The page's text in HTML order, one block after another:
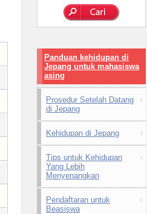
Panduan kehidupan di
Jepang untuk mahasiswa
asing
Prosedur Setelah Datang
di Jepang
Kehidupan di Jepang
Tips untuk Kehidupan
Yang Lebih
Menyenangkan
Pendaftaran untuk
Beasiswa